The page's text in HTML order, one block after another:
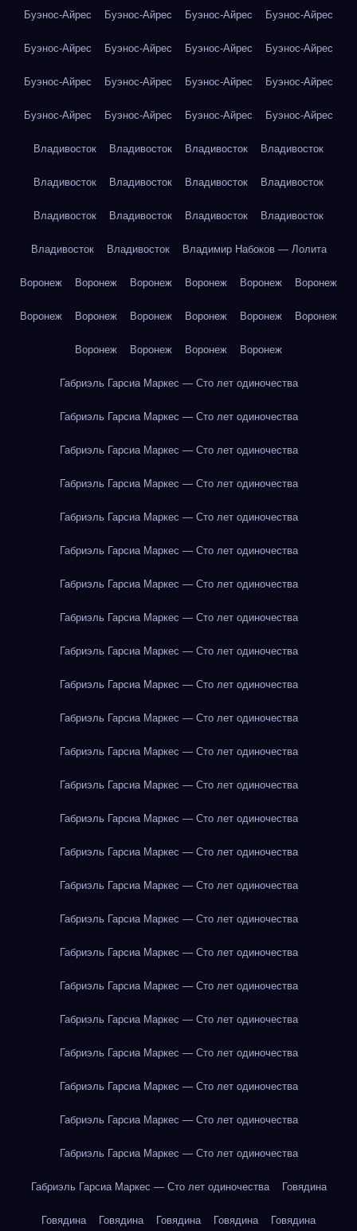
Буэнос-Айрес Буэнос-Айрес Буэнос-Айрес Буэнос-Айрес
Буэнос-Айрес Буэнос-Айрес Буэнос-Айрес Буэнос-Айрес
Буэнос-Айрес Буэнос-Айрес Буэнос-Айрес Буэнос-Айрес
Буэнос-Айрес Буэнос-Айрес Буэнос-Айрес Буэнос-Айрес
Владивосток Владивосток Владивосток Владивосток
Владивосток Владивосток Владивосток Владивосток
Владивосток Владивосток Владивосток Владивосток
Владивосток Владивосток Владимир Набоков — Лолита
Воронеж Воронеж Воронеж Воронеж Воронеж Воронеж
Воронеж Воронеж Воронеж Воронеж Воронеж Воронеж
Воронеж Воронеж Воронеж Воронеж
Габриэль Гарсиа Маркес — Сто лет одиночества
Габриэль Гарсиа Маркес — Сто лет одиночества
Габриэль Гарсиа Маркес — Сто лет одиночества
Габриэль Гарсиа Маркес — Сто лет одиночества
Габриэль Гарсиа Маркес — Сто лет одиночества
Габриэль Гарсиа Маркес — Сто лет одиночества
Габриэль Гарсиа Маркес — Сто лет одиночества
Габриэль Гарсиа Маркес — Сто лет одиночества
Габриэль Гарсиа Маркес — Сто лет одиночества
Габриэль Гарсиа Маркес — Сто лет одиночества
Габриэль Гарсиа Маркес — Сто лет одиночества
Габриэль Гарсиа Маркес — Сто лет одиночества
Габриэль Гарсиа Маркес — Сто лет одиночества
Габриэль Гарсиа Маркес — Сто лет одиночества
Габриэль Гарсиа Маркес — Сто лет одиночества
Габриэль Гарсиа Маркес — Сто лет одиночества
Габриэль Гарсиа Маркес — Сто лет одиночества
Габриэль Гарсиа Маркес — Сто лет одиночества
Габриэль Гарсиа Маркес — Сто лет одиночества
Габриэль Гарсиа Маркес — Сто лет одиночества
Габриэль Гарсиа Маркес — Сто лет одиночества
Габриэль Гарсиа Маркес — Сто лет одиночества
Габриэль Гарсиа Маркес — Сто лет одиночества
Габриэль Гарсиа Маркес — Сто лет одиночества
Габриэль Гарсиа Маркес — Сто лет одиночества Говядина
Говядина Говядина Говядина Говядина Говядина